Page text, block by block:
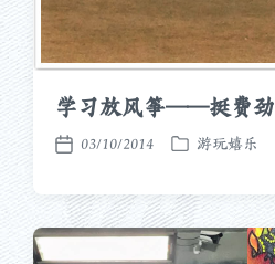
学习放风筝——挺费劲
发
日
期
03/10/2014
发
于
游玩嬉乐